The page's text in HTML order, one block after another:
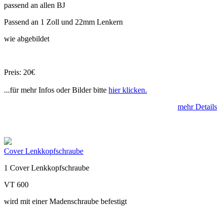
passend an allen BJ
Passend an 1 Zoll und 22mm Lenkern
wie abgebildet
Preis: 20€
...für mehr Infos oder Bilder bitte hier klicken.
mehr Details
Cover Lenkkopfschraube
1 Cover Lenkkopfschraube
VT 600
wird mit einer Madenschraube befestigt